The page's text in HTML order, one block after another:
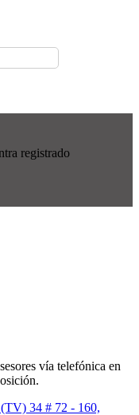
registrado
vía telefónica en
34 # 72 - 160,